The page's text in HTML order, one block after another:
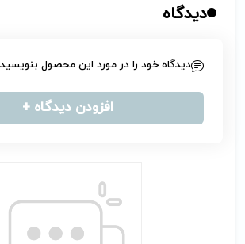
دیدگاه
دیدگاه خود را در مورد این محصول
افزودن دیدگاه +